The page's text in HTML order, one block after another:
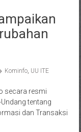
Kominfo, UU ITE
secara resmi
tentang
dan Transaksi